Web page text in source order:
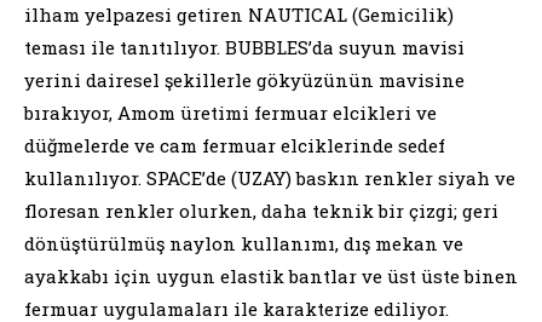
ilham yelpazesi getiren NAUTICAL (Gemicilik)
teması ile tanıtılıyor. BUBBLES’da suyun mavisi
yerini dairesel şekillerle gökyüzünün mavisine
bırakıyor, Amom üretimi fermuar elcikleri ve
düğmelerde ve cam fermuar elciklerinde sedef
kullanılıyor. SPACE’de (UZAY) baskın renkler siyah ve
floresan renkler olurken, daha teknik bir çizgi; geri
dönüştürülmüş naylon kullanımı, dış mekan ve
ayakkabı için uygun elastik bantlar ve üst üste binen
fermuar uygulamaları ile karakterize ediliyor.